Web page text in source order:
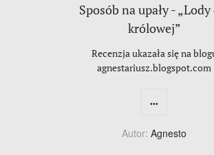
Sposób na upały -
królowej”
Recenzja ukazała się na
agnestariusz.blogspot.com
...
Autor: Agnesto